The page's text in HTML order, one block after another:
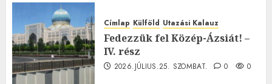
Címlap Külföld Utazási Kalauz
Fedezzük fel Közép-Ázsiát! –
IV. rész
2026.JÚLIUS.25. SZOMBAT. 0 0